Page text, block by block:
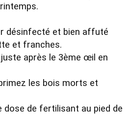
désinfecté et bien affuté
et franches.
après le 3ème œil en
les bois morts et
dose de fertilisant au pied de